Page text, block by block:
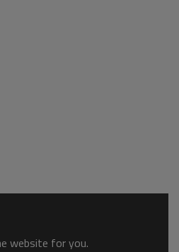
website for you.